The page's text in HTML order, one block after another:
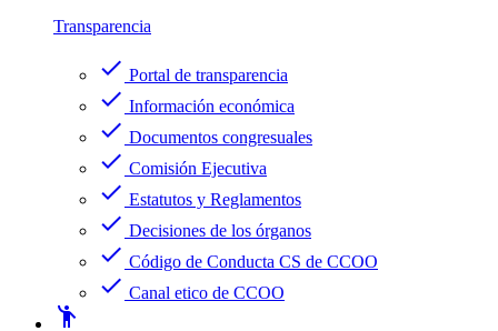
Transparencia
check Portal de transparencia
check Información económica
check Documentos congresuales
check Comisión Ejecutiva
check Estatutos y Reglamentos
check Decisiones de los órganos
check Código de Conducta CS de CCOO
check Canal etico de CCOO
emoji_people